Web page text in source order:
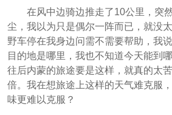
在风中边骑边推走了10公里，突
尘，我以为只是偶尔一阵而已，就没
野车停在我身边问需不需要帮助，我
目的地是哪里，我也不知道今天能到
往后内蒙的旅途要是这样，就真的太
倍。我在想旅途上这样的天气难克服
味更难以克服？